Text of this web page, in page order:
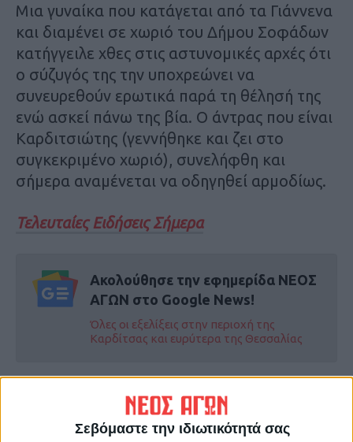
Σεβόμαστε την ιδιωτικότητά σας
Μια γυναίκα που κατάγεται από τα Γιάννενα
και διαμένει σε χωριό του Δήμου Σοφάδων
κατήγγειλε χθες στις αστυνομικές αρχές ότι
ο σύζυγός της την υποχρεώνει να
συνευρεθούν ερωτικά παρά τη θέλησή της
ενώ ασκεί πάνω της βία. Ο άντρας που είναι
Καρδιτσιώτης (γεννήθηκε και ζει στο
συγκεκριμένο χωριό), συνελήφθη και
σήμερα αναμένεται να οδηγηθεί αρμοδίως.
Τελευταίες Ειδήσεις Σήμερα
Ακολούθησε την εφημερίδα ΝΕΟΣ
ΑΓΩΝ στο Google News!
Όλες οι εξελίξεις στην περιοχή της
Καρδίτσας και ευρύτερα της Θεσσαλίας
Τροποποιήθηκε το πλαίσιο
ελέγχων των
Τα σημαντικά φιλικά
παιχνίδια προετοιμασίας του